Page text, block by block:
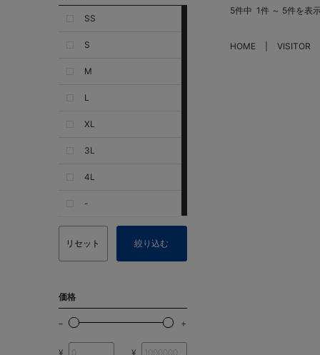
SS
S
M
L
XL
3L
4L
-
リセット 絞り込む
価格
¥ ¥
5件中 1件 ～ 5件を表
HOME VISITOR